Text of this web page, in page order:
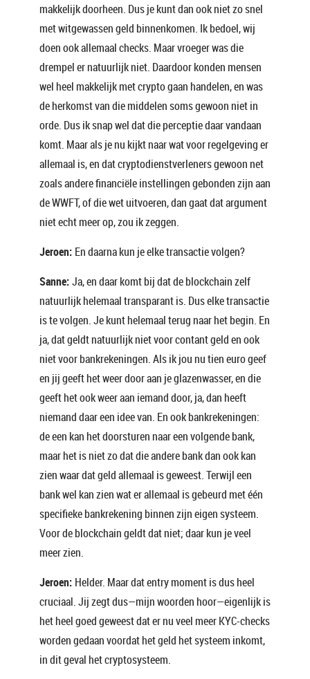
makkelijk doorheen. Dus je kunt dan ook niet zo snel
met witgewassen geld binnenkomen. Ik bedoel, wij
doen ook allemaal checks. Maar vroeger was die
drempel er natuurlijk niet. Daardoor konden mensen
wel heel makkelijk met crypto gaan handelen, en was
de herkomst van die middelen soms gewoon niet in
orde. Dus ik snap wel dat die perceptie daar vandaan
komt. Maar als je nu kijkt naar wat voor regelgeving er
allemaal is, en dat cryptodienstverleners gewoon net
zoals andere financiële instellingen gebonden zijn aan
de WWFT, of die wet uitvoeren, dan gaat dat argument
niet echt meer op, zou ik zeggen.
Jeroen: En daarna kun je elke transactie volgen?
Sanne:Ja, en daar komt bij dat de blockchain zelf
natuurlijk helemaal transparant is. Dus elke transactie
is te volgen. Je kunt helemaal terug naar het begin. En
ja, dat geldt natuurlijk niet voor contant geld en ook
niet voor bankrekeningen. Als ik jou nu tien euro geef
en jij geeft het weer door aan je glazenwasser, en die
geeft het ook weer aan iemand door, ja, dan heeft
niemand daar een idee van. En ook bankrekeningen:
de een kan het doorsturen naar een volgende bank,
maar het is niet zo dat die andere bank dan ook kan
zien waar dat geld allemaal is geweest. Terwijl een
bank wel kan zien wat er allemaal is gebeurd met één
specifieke bankrekening binnen zijn eigen systeem.
Voor de blockchain geldt dat niet; daar kun je veel
meer zien.
Jeroen: Helder. Maar dat entry moment is dus heel
cruciaal. Jij zegt dus—mijn woorden hoor—eigenlijk is
het heel goed geweest dat er nu veel meer KYC-checks
worden gedaan voordat het geld het systeem inkomt,
in dit geval het cryptosysteem.